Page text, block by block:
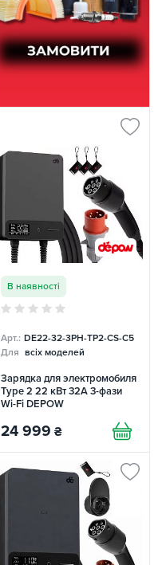
В наявності
Арт.: DE22-32-3PH-TP2-CS-C5
Для всіх моделей
Зарядка для электромобиля
Type 2 22 кВт 32A 3-фази
Wi-Fi DEPOW
24 999 ₴